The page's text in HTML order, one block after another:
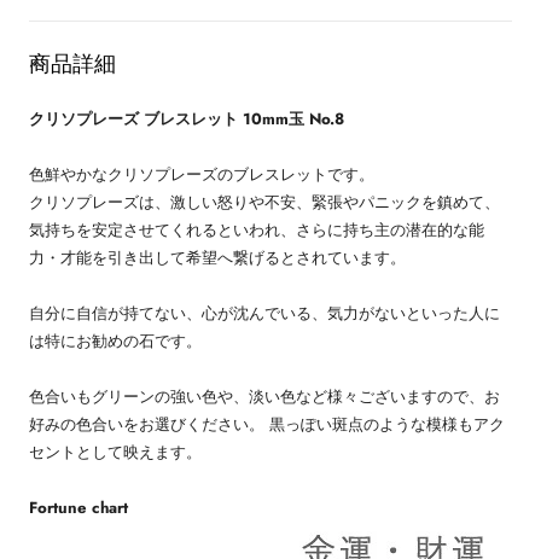
商品詳細
クリソプレーズ ブレスレット 10mm玉 No.8
色鮮やかなクリソプレーズのブレスレットです。
クリソプレーズは、激しい怒りや不安、緊張やパニックを鎮めて、
気持ちを安定させてくれるといわれ、さらに持ち主の潜在的な能
力・才能を引き出して希望へ繋げるとされています。
自分に自信が持てない、心が沈んでいる、気力がないといった人に
は特にお勧めの石です。
色合いもグリーンの強い色や、淡い色など様々ございますので、お
好みの色合いをお選びください。 黒っぽい斑点のような模様もアク
セントとして映えます。
Fortune chart